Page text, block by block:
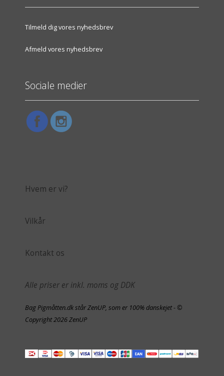
Tilmeld dig vores nyhedsbrev
Afmeld vores nyhedsbrev
Sociale medier
Hvem er vi?
Vilkår
Kontakt os
Alle priser er inkl. moms og DDK
Bag Pigmåtten.dk står ZenUP, som er 100% danskejet - ©
Copyright 2026 ZenUP